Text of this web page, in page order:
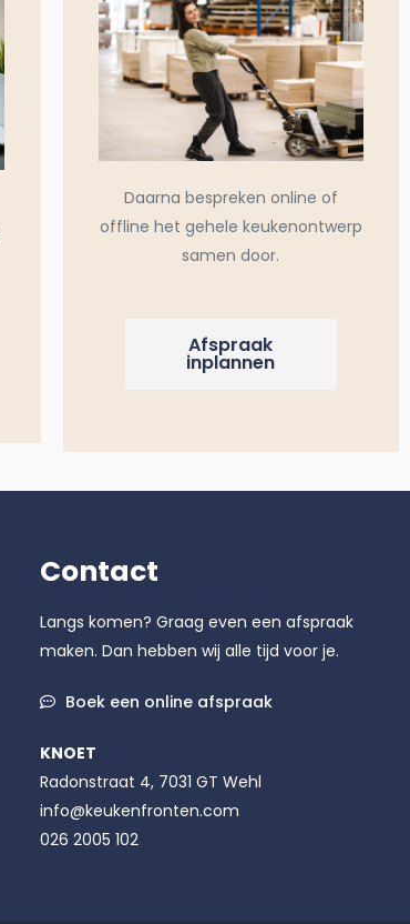
Daarna bespreken online of
offline het gehele keukenontwerp
samen door.
Afspraak
inplannen
Contact
Langs komen? Graag even een afspraak
maken. Dan hebben wij alle tijd voor je.
Boek een online afspraak
KNOET
Radonstraat 4, 7031 GT Wehl
info@keukenfronten.com
026 2005 102